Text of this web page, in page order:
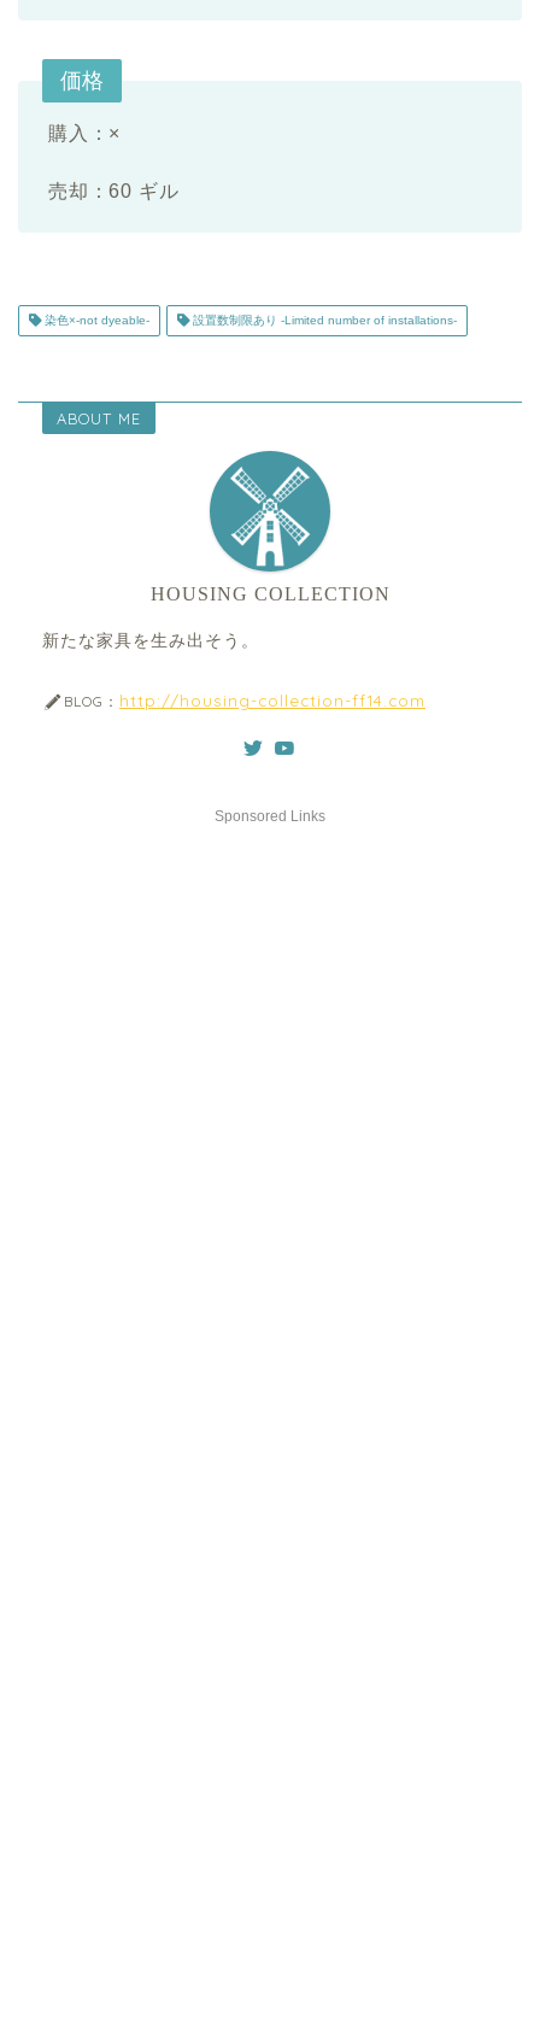
価格
購入：×
売却：60 ギル
染色×-not dyeable- 設置数制限あり -Limited number of installations-
ABOUT ME
HOUSING COLLECTION
新たな家具を生み出そう。
BLOG： http://housing-collection-ff14.com
Sponsored Links